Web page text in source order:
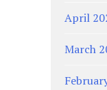
April
March